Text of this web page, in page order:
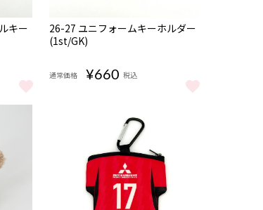
2nd をもっと見る
キー
キーホルダー をもっと見る
NEW
26-27 ユニフォームキーホルダー
(1st/GK)
通常価格 ¥660 税込
26-27 ユニフォームキーホルダー(1st/GK) をも